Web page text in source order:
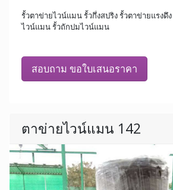
รั้วตาข่ายไวน์แมน รั้วกึ่งสปริง รั้วตาข่ายแรงดึ
ไวน์แมน รั้วถักปมไวน์แมน
สอบถาม ขอใบเสนอราคา
ตาข่ายไวน์แมน 142